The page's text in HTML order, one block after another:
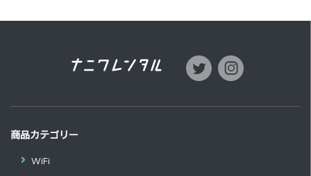
商品カテゴリー
WiFi